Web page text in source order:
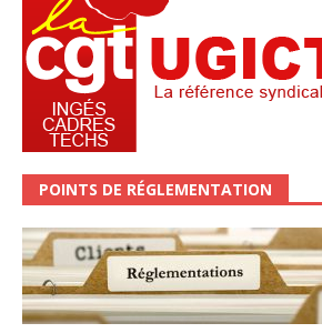
POINTS DE RÉGLEMENTATION